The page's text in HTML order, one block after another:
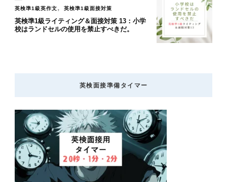
英検準1級英作文 英検準1級面接対策
英検準1級ライティング＆面接対策 13：小学
校はランドセルの使用を禁止すべきだ。
英検面接準備タイマー